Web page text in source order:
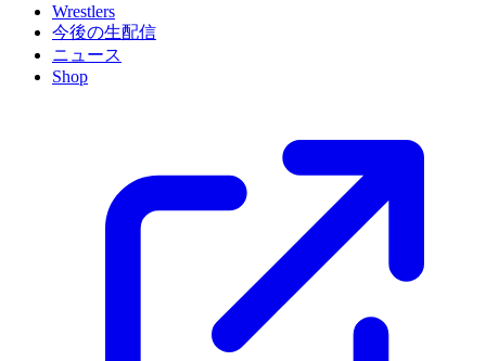
Wrestlers
今後の生配信
ニュース
Shop